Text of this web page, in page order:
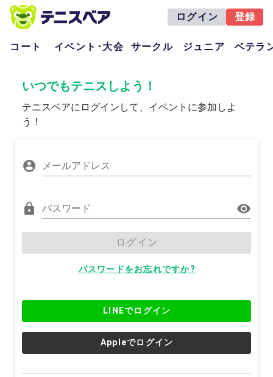
ログイン 登録
コート イベント･大会 サークル ジュニア ベテラ
いつでもテニスしよう！
テニスベアにログインして、イベントに参加しよ
う！
メールアドレス
パスワード
ログイン
パスワードをお忘れですか?
LINEでログイン
Appleでログイン